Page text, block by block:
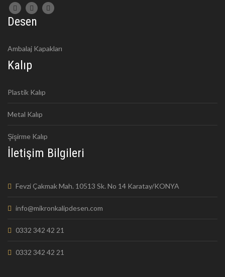
Desen
Ambalaj Kapakları
Kalıp
Plastik Kalıp
Metal Kalıp
Şişirme Kalıp
İletişim Bilgileri
Fevzi Çakmak Mah. 10513 Sk. No 14 Karatay/KONYA
info@mikronkalipdesen.com
0332 342 42 21
0332 342 42 21